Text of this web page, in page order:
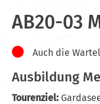
AB20-03
Auch die
Ausbildung
Tourenziel: